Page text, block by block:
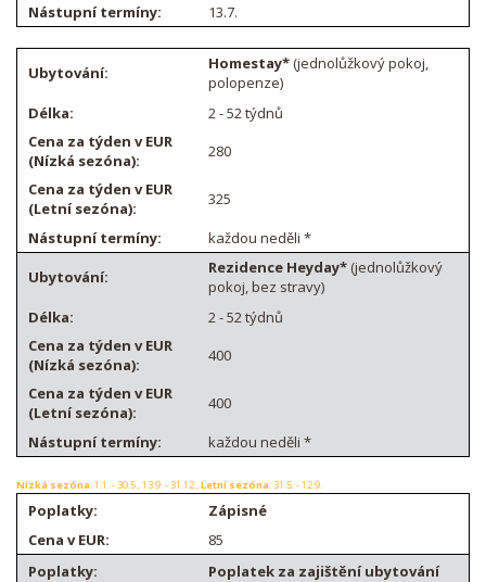
13.7.
Homestay*(jednolůžkový pokoj,
polopenze)
2 - 52 týdnů
280
325
každou neděli *
Rezidence Heyday* (jednolůžkový
pokoj, bez stravy)
2 - 52 týdnů
400
400
každou neděli *
Nízká sezóna: 1.1. - 30.5., 13.9. - 31.12.,Letní sezóna: 31.5. - 12.9.
Zápisné
85
Poplatek za zajištění ubytování